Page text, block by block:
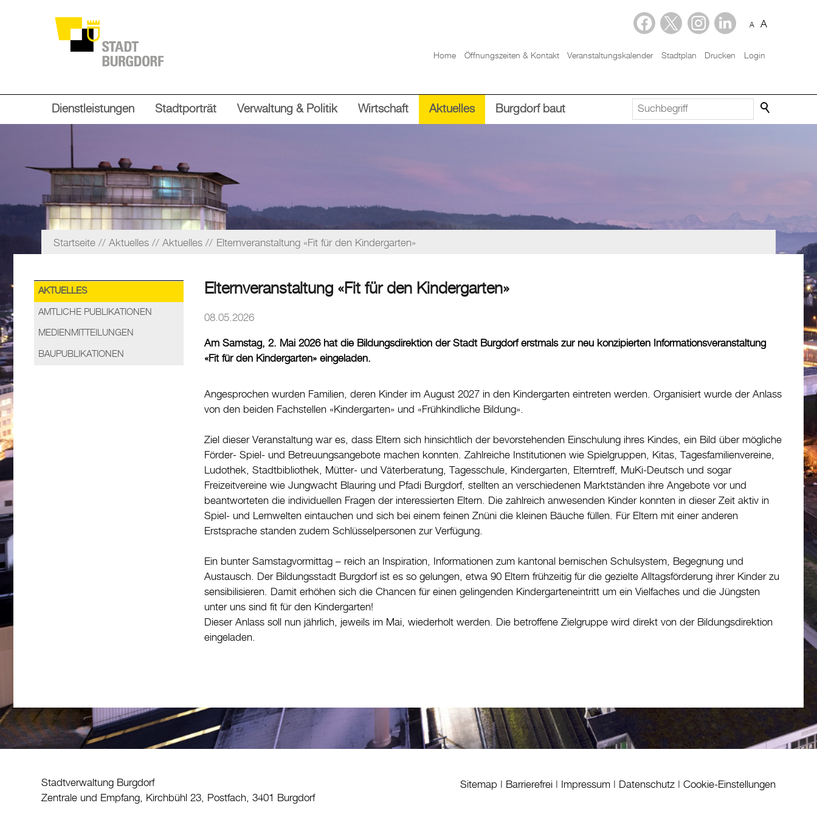
A A
Home Öffnungszeiten & Kontakt Veranstaltungskalender Stadtplan Drucken Login
Dienstleistungen Stadtporträt Verwaltung & Politik Wirtschaft Aktuelles Burgdorf baut
Startseite Aktuelles Aktuelles Elternveranstaltung «Fit für den Kindergarten»
AKTUELLES
AMTLICHE PUBLIKATIONEN
MEDIENMITTEILUNGEN
BAUPUBLIKATIONEN
Elternveranstaltung «Fit für den Kindergarten»
08.05.2026
Am Samstag, 2. Mai 2026 hat die Bildungsdirektion der Stadt Burgdorf erstmals zur neu konzipierten Informationsveranstaltung
«Fit für den Kindergarten» eingeladen.
Angesprochen wurden Familien, deren Kinder im August 2027 in den Kindergarten eintreten werden. Organisiert wurde der Anlass
von den beiden Fachstellen «Kindergarten» und «Frühkindliche Bildung».
Ziel dieser Veranstaltung war es, dass Eltern sich hinsichtlich der bevorstehenden Einschulung ihres Kindes, ein Bild über mögliche
Förder- Spiel- und Betreuungsangebote machen konnten. Zahlreiche Institutionen wie Spielgruppen, Kitas, Tagesfamilienvereine,
Ludothek, Stadtbibliothek, Mütter- und Väterberatung, Tagesschule, Kindergarten, Elterntreff, MuKi-Deutsch und sogar
Freizeitvereine wie Jungwacht Blauring und Pfadi Burgdorf, stellten an verschiedenen Marktständen ihre Angebote vor und
beantworteten die individuellen Fragen der interessierten Eltern. Die zahlreich anwesenden Kinder konnten in dieser Zeit aktiv in
Spiel- und Lernwelten eintauchen und sich bei einem feinen Znüni die kleinen Bäuche füllen. Für Eltern mit einer anderen
Erstsprache standen zudem Schlüsselpersonen zur Verfügung.
Ein bunter Samstagvormittag – reich an Inspiration, Informationen zum kantonal bernischen Schulsystem, Begegnung und
Austausch. Der Bildungsstadt Burgdorf ist es so gelungen, etwa 90 Eltern frühzeitig für die gezielte Alltagsförderung ihrer Kinder zu
sensibilisieren. Damit erhöhen sich die Chancen für einen gelingenden Kindergarteneintritt um ein Vielfaches und die Jüngsten
unter uns sind fit für den Kindergarten!
Dieser Anlass soll nun jährlich, jeweils im Mai, wiederholt werden. Die betroffene Zielgruppe wird direkt von der Bildungsdirektion
eingeladen.
Stadtverwaltung Burgdorf
Zentrale und Empfang, Kirchbühl 23, Postfach, 3401 Burgdorf
Sitemap Barrierefrei Impressum Datenschutz Cookie-Einstellungen